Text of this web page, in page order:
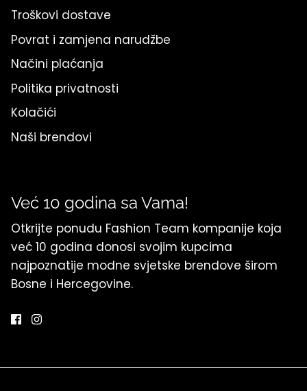
Troškovi dostave
Povrat i zamjena narudžbe
Načini plaćanja
Politika privatnosti
Kolačići
Naši brendovi
Već 10 godina sa Vama!
Otkrijte ponudu Fashion Team kompanije koja
već 10 godina donosi svojim kupcima
najpoznatije modne svjetske brendove širom
Bosne i Hercegovine.